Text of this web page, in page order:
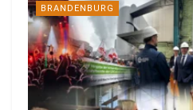
BRANDENBURG